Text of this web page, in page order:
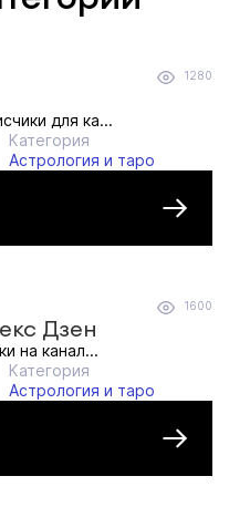
1280
для ка...
Категория
Астрология и таро
1600
Дзен
на канал...
Категория
Астрология и таро